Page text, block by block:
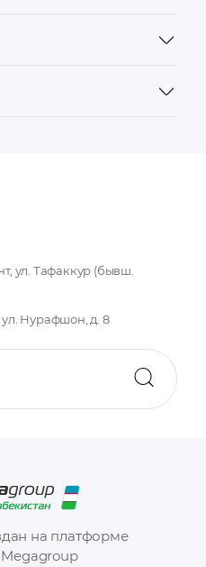
на платформе
Megagroup
ул. Тафаккур (бывш.
ул. Нурафшон, д. 8